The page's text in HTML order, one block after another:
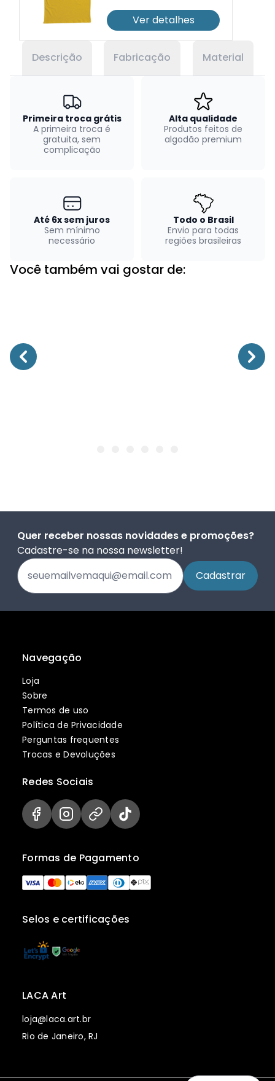
Ver detalhes
Descrição Fabricação Material
Primeira troca grátis
A primeira troca é
gratuita, sem
complicação
Alta qualidade
Produtos feitos de
algodão premium
Até 6x sem juros
Sem mínimo
necessário
Todo o Brasil
Envio para todas
regiões brasileiras
Você também vai gostar de:
Quer receber nossas novidades e promoções?
Cadastre-se na nossa newsletter!
Navegação
Loja
Sobre
Termos de uso
Política de Privacidade
Perguntas frequentes
Trocas e Devoluções
Selos e certificações
Formas de Pagamento
Redes Sociais
LACA Art
loja@laca.art.br
Rio de Janeiro, RJ